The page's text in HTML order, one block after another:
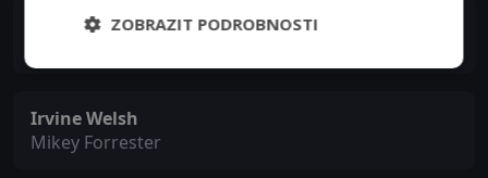
James Cosmo
Irvine Welsh
Mikey Forrester
ZOBRAZIT PODROBNOSTI